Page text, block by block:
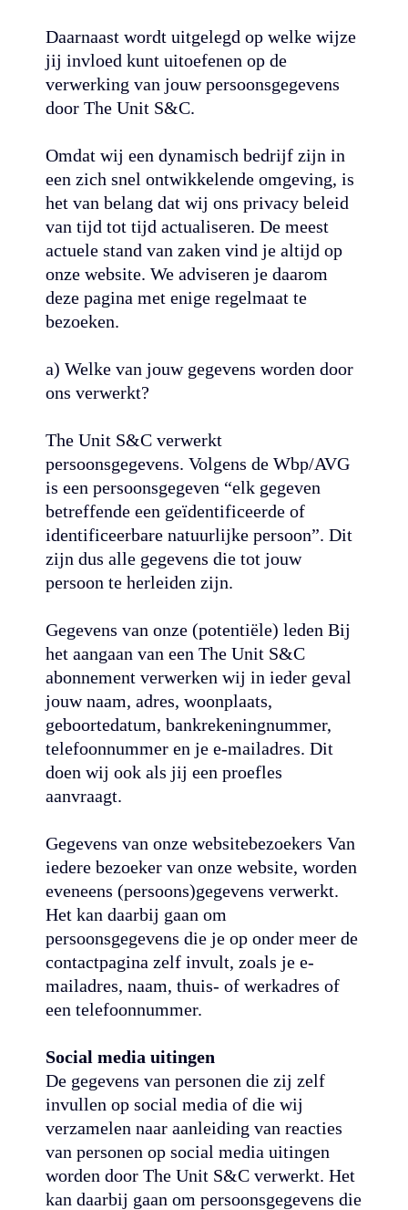
Daarnaast wordt uitgelegd op welke wijze
jij invloed kunt uitoefenen op de
verwerking van jouw persoonsgegevens
door The Unit S&C.
Omdat wij een dynamisch bedrijf zijn in
een zich snel ontwikkelende omgeving, is
het van belang dat wij ons privacy beleid
van tijd tot tijd actualiseren. De meest
actuele stand van zaken vind je altijd op
onze website. We adviseren je daarom
deze pagina met enige regelmaat te
bezoeken.
a) Welke van jouw gegevens worden door
ons verwerkt?
The Unit S&C verwerkt
persoonsgegevens. Volgens de Wbp/AVG
is een persoonsgegeven “elk gegeven
betreffende een geïdentificeerde of
identificeerbare natuurlijke persoon”. Dit
zijn dus alle gegevens die tot jouw
persoon te herleiden zijn.
Gegevens van onze (potentiële) leden Bij
het aangaan van een The Unit S&C
abonnement verwerken wij in ieder geval
jouw naam, adres, woonplaats,
geboortedatum, bankrekeningnummer,
telefoonnummer en je e-mailadres. Dit
doen wij ook als jij een proefles
aanvraagt.
Gegevens van onze websitebezoekers Van
iedere bezoeker van onze website, worden
eveneens (persoons)gegevens verwerkt.
Het kan daarbij gaan om
persoonsgegevens die je op onder meer de
contactpagina zelf invult, zoals je e-
mailadres, naam, thuis- of werkadres of
een telefoonnummer.
Social media uitingen
De gegevens van personen die zij zelf
invullen op social media of die wij
verzamelen naar aanleiding van reacties
van personen op social media uitingen
worden door The Unit S&C verwerkt. Het
kan daarbij gaan om persoonsgegevens die